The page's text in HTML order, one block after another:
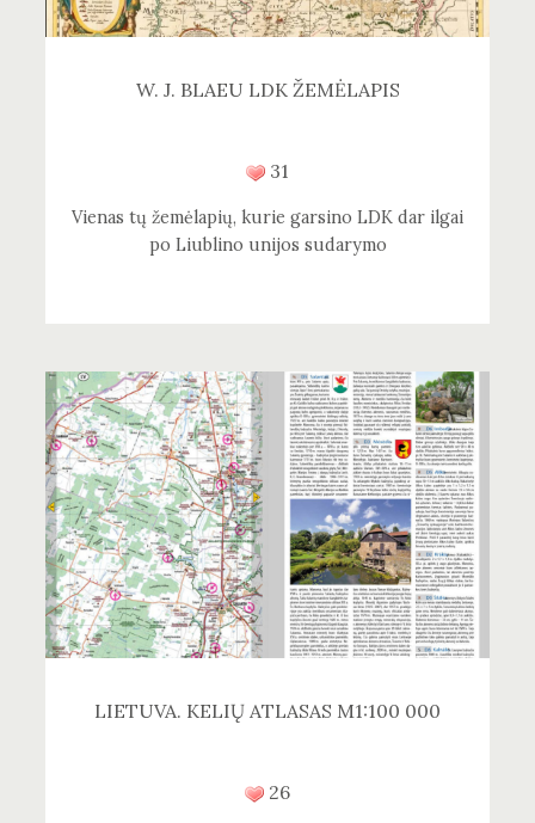
W. J. BLAEU LDK ŽEMĖLAPIS
31
Vienas tų žemėlapių, kurie garsino LDK dar ilgai
po Liublino unijos sudarymo
LIETUVA. KELIŲ ATLASAS M1:100 000
26